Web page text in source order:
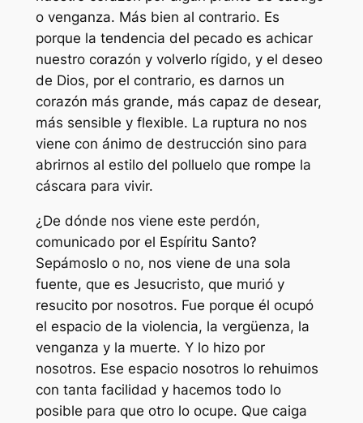
o venganza. Más bien al contrario. Es
porque la tendencia del pecado es achicar
nuestro corazón y volverlo rígido, y el deseo
de Dios, por el contrario, es darnos un
corazón más grande, más capaz de desear,
más sensible y flexible. La ruptura no nos
viene con ánimo de destrucción sino para
abrirnos al estilo del polluelo que rompe la
cáscara para vivir.
¿De dónde nos viene este perdón,
comunicado por el Espíritu Santo?
Sepámoslo o no, nos viene de una sola
fuente, que es Jesucristo, que murió y
resucito por nosotros. Fue porque él ocupó
el espacio de la violencia, la vergüenza, la
venganza y la muerte. Y lo hizo por
nosotros. Ese espacio nosotros lo rehuimos
con tanta facilidad y hacemos todo lo
posible para que otro lo ocupe. Que caiga